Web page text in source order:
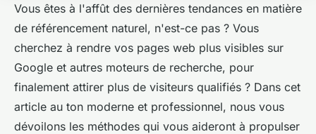
Vous êtes à l'affût des dernières tendances en matière
de référencement naturel, n'est-ce pas ? Vous
cherchez à rendre vos pages web plus visibles sur
Google et autres moteurs de recherche, pour
finalement attirer plus de visiteurs qualifiés ? Dans cet
article au ton moderne et professionnel, nous vous
dévoilons les méthodes qui vous aideront à propulser